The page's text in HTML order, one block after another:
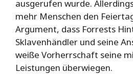
ausgerufen wurde.
mehr Menschen den
Argument, dass Forrests
Sklavenhändler und seine
weiße Vorherrschaft seine
Leistungen überwiegen.